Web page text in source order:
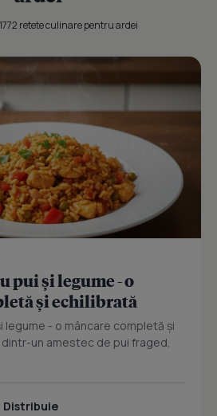
retete culinare pentru ardei
pui și legume - o
și echilibrată
legume - o mâncare completă și
un amestec de pui fraged,
Distribuie